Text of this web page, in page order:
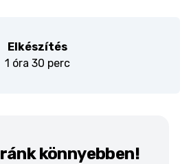
Elkészítés
1 óra 30 perc
könnyebben!